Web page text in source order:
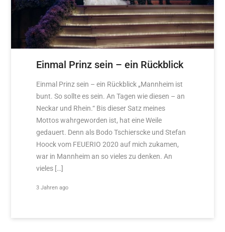
Einmal Prinz sein – ein Rückblick
Einmal Prinz sein – ein Rückblick „Mannheim ist
bunt. So sollte es sein. An Tagen wie diesen – an
Neckar und Rhein.“ Bis dieser Satz meines
Mottos wahrgeworden ist, hat eine Weile
gedauert. Denn als Bodo Tschierscke und Stefan
Hoock vom FEUERIO 2020 auf mich zukamen,
war in Mannheim an so vieles zu denken. An
vieles […]
3 Jahren ago